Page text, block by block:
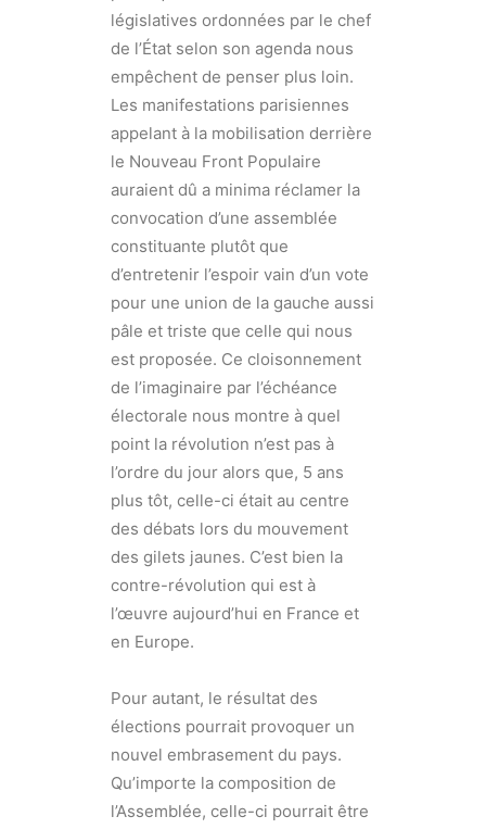
législatives ordonnées par le chef
de l’État selon son agenda nous
empêchent de penser plus loin.
Les manifestations parisiennes
appelant à la mobilisation derrière
le Nouveau Front Populaire
auraient dû a minima réclamer la
convocation d’une assemblée
constituante plutôt que
d’entretenir l’espoir vain d’un vote
pour une union de la gauche aussi
pâle et triste que celle qui nous
est proposée. Ce cloisonnement
de l’imaginaire par l’échéance
électorale nous montre à quel
point la révolution n’est pas à
l’ordre du jour alors que, 5 ans
plus tôt, celle-ci était au centre
des débats lors du mouvement
des gilets jaunes. C’est bien la
contre-révolution qui est à
l’œuvre aujourd’hui en France et
en Europe.
Pour autant, le résultat des
élections pourrait provoquer un
nouvel embrasement du pays.
Qu’importe la composition de
l’Assemblée, celle-ci pourrait être